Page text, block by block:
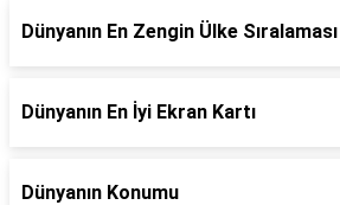
Dünyanın En Zengin Ülke Sıralaması
Dünyanın En İyi Ekran Kartı
Dünyanın Konumu